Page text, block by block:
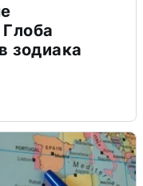
зодиака